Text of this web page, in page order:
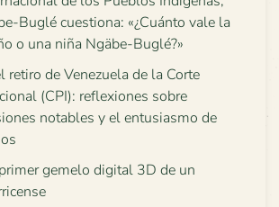
Buglé cuestiona: «¿Cuánto vale la
o una niña Ngäbe-Buglé?»
retiro de Venezuela de la Corte
(CPI): reflexiones sobre
notables y el entusiasmo de
gemelo digital 3D de un